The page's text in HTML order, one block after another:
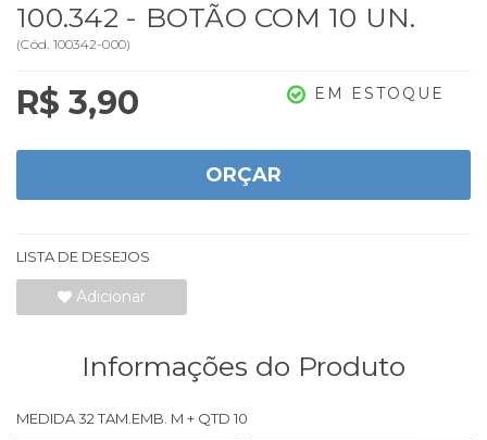
100.342 - BOTÃO COM 10 UN.
(Cód. 100342-000)
R$ 3,90 EM ESTOQUE
ORÇAR
LISTA DE DESEJOS
Adicionar
Informações do Produto
MEDIDA 32 TAM.EMB. M + QTD 10